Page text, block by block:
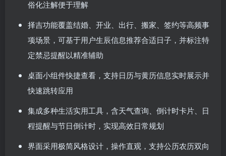
俗化注解便于理解
择吉功能覆盖结婚、开业、出行、搬家、签约等高频事
项场景，可基于用户生辰信息推荐合适日子，并标注特
定禁忌提醒以精准辅助
桌面小组件快捷查看，支持日历与黄历信息实时展示并
快速跳转应用
集成多种生活实用工具，含天气查询、倒计时卡片、日
程提醒与节日倒计时，实现高效日常规划
界面采用极简风格设计，操作直观，支持公历农历双向